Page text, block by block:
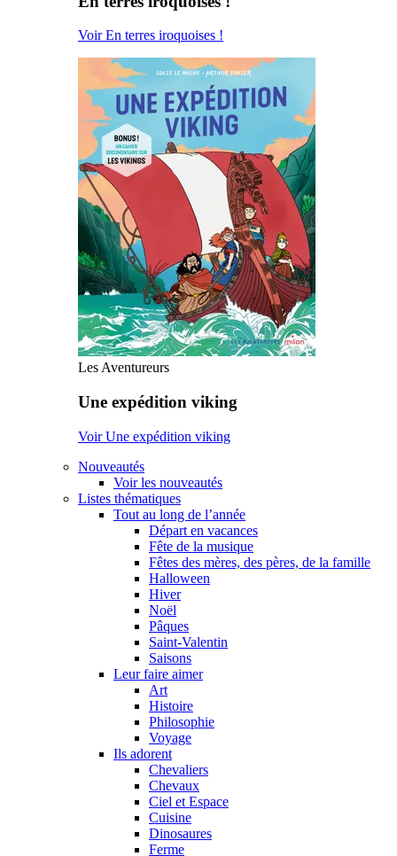
Voir En terres iroquoises !
Les Aventureurs
Une expédition viking
Voir Une expédition viking
Nouveautés
Voir les nouveautés
Listes thématiques
Tout au long de l’année
Départ en vacances
Fête de la musique
Fêtes des mères, des pères, de la famille
Halloween
Hiver
Noël
Pâques
Saint-Valentin
Saisons
Leur faire aimer
Art
Histoire
Philosophie
Voyage
Ils adorent
Chevaliers
Chevaux
Ciel et Espace
Cuisine
Dinosaures
Ferme